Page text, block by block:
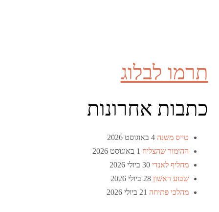
תרמו לבלוג
כתבות אחרונות
טייס משנה 4 באוגוסט 2026
ההימור שהצליח 1 באוגוסט 2026
מחליף לאנדי 30 ביולי 2026
שבוע ראשון 28 ביולי 2026
מהלכי פתיחה 21 ביולי 2026